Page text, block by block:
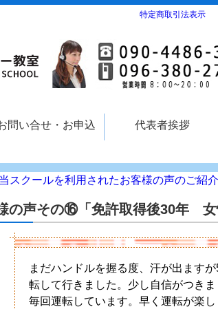
当スクールを利用されたお客様の声のご紹介
の声その⑯「免許取得後30年 女
まだハンドルを握る度、汗が出ます
転して行きました。少し自信がつき
毎回運転しています。早く運転が楽
特定商取引法表示
問い合せ・お申込 代表者挨拶